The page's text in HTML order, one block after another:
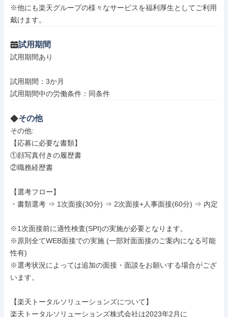
※他にも楽天グループの様々なサービスを福利厚生としてご利用
戴けます。
試用期間
試用期間あり
試用期間：3か月
試用期間中の労働条件：同条件
その他
その他:
【応募に必要な書類】
①顔写真付きの履歴書
②職務経歴書
【選考フロー】
・書類選考 ⇒ 1次面接(30分) ⇒ 2次面接+人事面接(60分) ⇒ 内定
※1次面接前に適性検査(SPI)の実施が必要となります。
※原則全てWEB面接での実施 (一部対面面接のご案内になる可能
性有)
※選考状況によっては追加の面接・面談をお願いする場合がござ
います。
【楽天トータルソリューションズについて】
楽天トータルソリューションズ株式会社は2023年2月に